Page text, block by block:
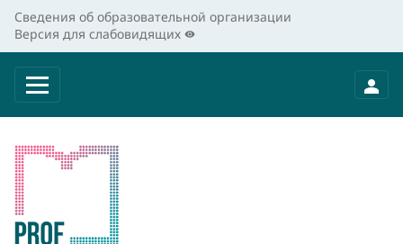
Сведения об образовательной организации
Версия для слабовидящих